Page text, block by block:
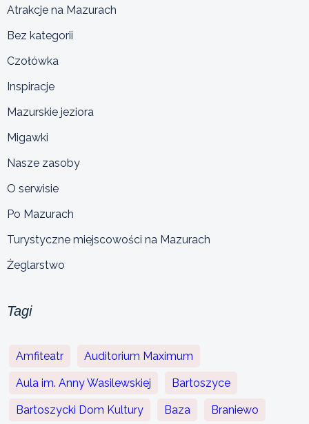
Atrakcje na Mazurach
Bez kategorii
Czołówka
Inspiracje
Mazurskie jeziora
Migawki
Nasze zasoby
O serwisie
Po Mazurach
Turystyczne miejscowości na Mazurach
Żeglarstwo
Tagi
Amfiteatr Auditorium Maximum
Aula im. Anny Wasilewskiej Bartoszyce
Bartoszycki Dom Kultury Baza Braniewo